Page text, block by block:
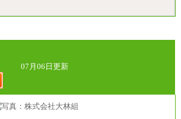
07月06日更新